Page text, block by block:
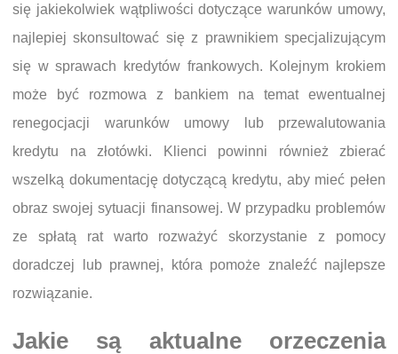
się jakiekolwiek wątpliwości dotyczące warunków umowy,
najlepiej skonsultować się z prawnikiem specjalizującym
się w sprawach kredytów frankowych. Kolejnym krokiem
może być rozmowa z bankiem na temat ewentualnej
renegocjacji warunków umowy lub przewalutowania
kredytu na złotówki. Klienci powinni również zbierać
wszelką dokumentację dotyczącą kredytu, aby mieć pełen
obraz swojej sytuacji finansowej. W przypadku problemów
ze spłatą rat warto rozważyć skorzystanie z pomocy
doradczej lub prawnej, która pomoże znaleźć najlepsze
rozwiązanie.
Jakie są aktualne orzeczenia